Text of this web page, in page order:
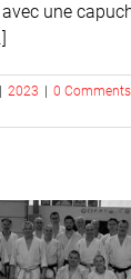
une
2023
0 Comments